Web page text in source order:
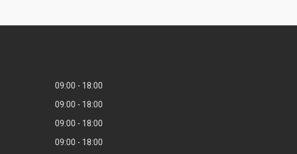
09:00
18:00
09:00
18:00
09:00
18:00
09:00
18:00